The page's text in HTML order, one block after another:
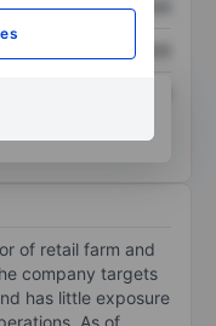
XXXXXXX
XXXXXXX
diagrammer
of retail farm and
company targets
has little exposure
As of